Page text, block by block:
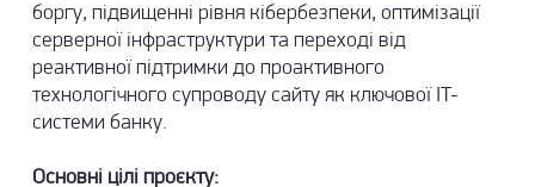
боргу, підвищенні рівня кібербезпеки, оптимізації
серверної інфраструктури та переході від
реактивної підтримки до проактивного
технологічного супроводу сайту як ключової IT-
системи банку.
Основні цілі проєкту: